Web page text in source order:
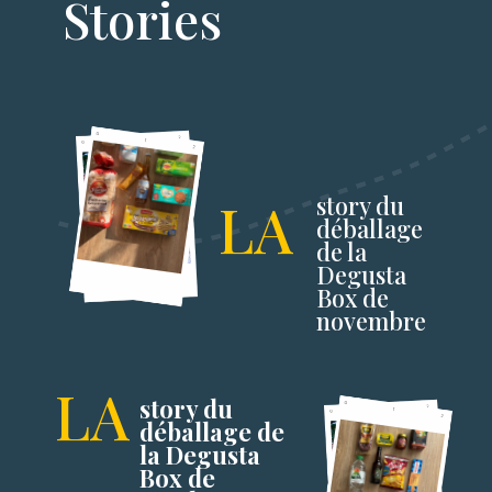
story du
déballage
de la
Degusta
Box de
novembre
story du
déballage de
la Degusta
Box de
LA
LA
Stories